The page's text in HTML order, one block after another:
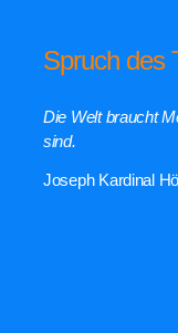
Spruch des
Die Welt braucht
sind.
Joseph Kardinal